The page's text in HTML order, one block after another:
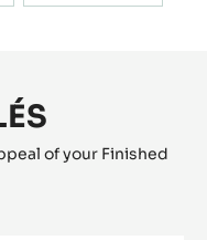
of your Finished